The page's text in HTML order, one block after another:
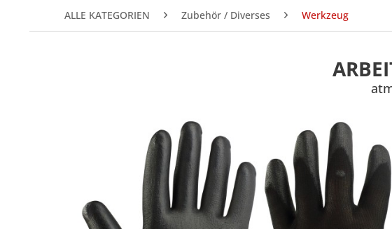
ALLE KATEGORIEN Zubehör / Diverses Werkzeug